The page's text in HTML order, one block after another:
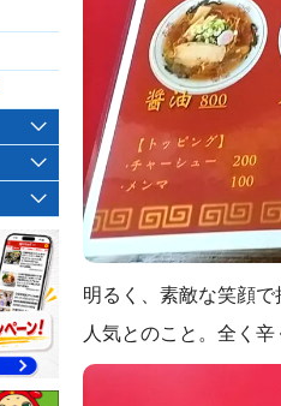
明るく、素敵な笑顔
人気とのこと。全く